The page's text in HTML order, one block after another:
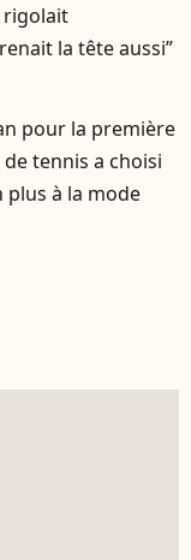
rigolait
la tête aussi”
pour la première
tennis a choisi
plus à la mode